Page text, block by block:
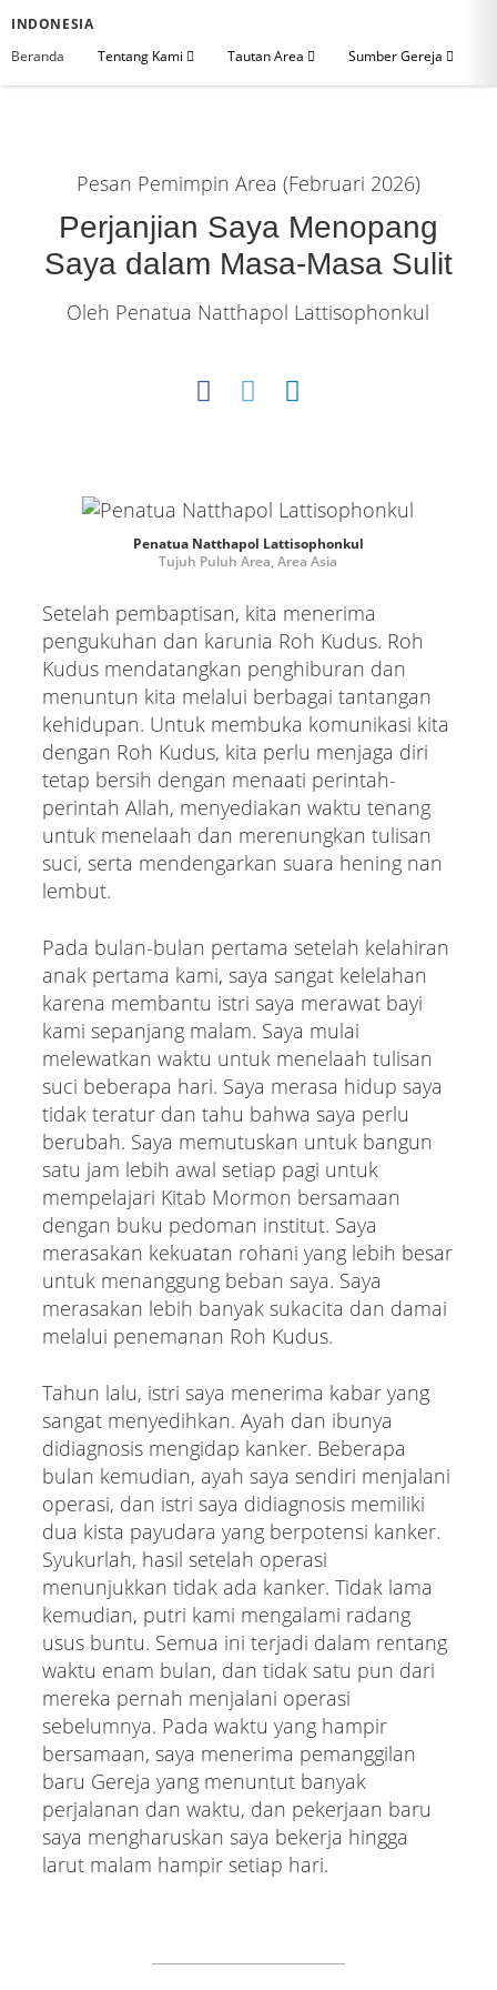
INDONESIA
Beranda
Tentang Kami Tautan Area Sumber Gereja
Pesan Pemimpin Area (Februari 2026)
Perjanjian Saya Menopang
Saya dalam Masa-Masa Sulit
Oleh Penatua Natthapol Lattisophonkul
Penatua Natthapol Lattisophonkul
Tujuh Puluh Area, Area Asia
Setelah pembaptisan, kita menerima
pengukuhan dan karunia Roh Kudus. Roh
Kudus mendatangkan penghiburan dan
menuntun kita melalui berbagai tantangan
kehidupan. Untuk membuka komunikasi kita
dengan Roh Kudus, kita perlu menjaga diri
tetap bersih dengan menaati perintah-
perintah Allah, menyediakan waktu tenang
untuk menelaah dan merenungkan tulisan
suci, serta mendengarkan suara hening nan
lembut.
Pada bulan-bulan pertama setelah kelahiran
anak pertama kami, saya sangat kelelahan
karena membantu istri saya merawat bayi
kami sepanjang malam. Saya mulai
melewatkan waktu untuk menelaah tulisan
suci beberapa hari. Saya merasa hidup saya
tidak teratur dan tahu bahwa saya perlu
berubah. Saya memutuskan untuk bangun
satu jam lebih awal setiap pagi untuk
mempelajari Kitab Mormon bersamaan
dengan buku pedoman institut. Saya
merasakan kekuatan rohani yang lebih besar
untuk menanggung beban saya. Saya
merasakan lebih banyak sukacita dan damai
melalui penemanan Roh Kudus.
Tahun lalu, istri saya menerima kabar yang
sangat menyedihkan. Ayah dan ibunya
didiagnosis mengidap kanker. Beberapa
bulan kemudian, ayah saya sendiri menjalani
operasi, dan istri saya didiagnosis memiliki
dua kista payudara yang berpotensi kanker.
Syukurlah, hasil setelah operasi
menunjukkan tidak ada kanker. Tidak lama
kemudian, putri kami mengalami radang
usus buntu. Semua ini terjadi dalam rentang
waktu enam bulan, dan tidak satu pun dari
mereka pernah menjalani operasi
sebelumnya. Pada waktu yang hampir
bersamaan, saya menerima pemanggilan
baru Gereja yang menuntut banyak
perjalanan dan waktu, dan pekerjaan baru
saya mengharuskan saya bekerja hingga
larut malam hampir setiap hari.